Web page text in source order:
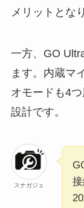
メリットとな
一方、GO
ます。内蔵マ
オモードも4
設計です。
スナガジェ
接